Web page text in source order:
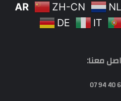
AR ZH-CN NL
DE
IT
معنا: